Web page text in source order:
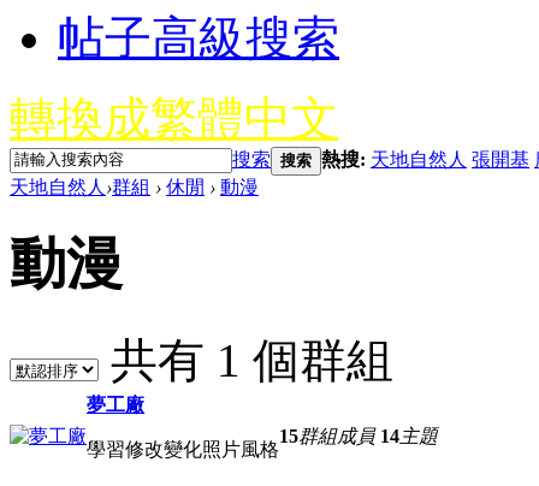
帖子高級搜索
轉換成繁體中文
搜索 搜索 熱搜: 天地自然人 張開基
天地自然人 ›群組 › 休閒 › 動漫
動漫
共有 1 個群組
夢工廠
學習修改變化照片風格
15群組成員 14主題